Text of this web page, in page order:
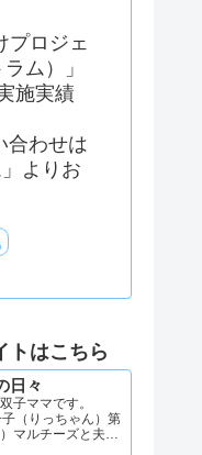
プロジェ
ム）」
施実績
合わせは
よりお
トはこちら
日々
子ママです。
（りっちゃん）第
マルチーズと夫と